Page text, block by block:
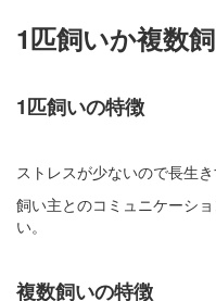
1匹飼いか複数
1匹飼いの特徴
ストレスが少ないので長生き
飼い主とのコミュニケーシ
い。
複数飼いの特徴